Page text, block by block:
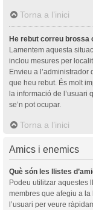
Torna a l’inici
He rebut correu brossa
Lamentem aquesta
inclou mesures per
Envieu a
que heu rebut. És molt
la informació de l’usuari
se’n pot ocupar.
Torna a l’inici
Amics i enemics
Què són les llistes
Podeu utilitzar aquestes
membres que afegiu a la
l’usuari per veure